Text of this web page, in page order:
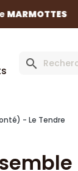
MARMOTTES
search
- Le Tendre